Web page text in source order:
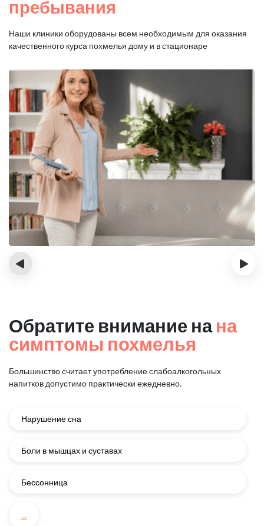
пребывания
Наши клиники оборудованы всем необходимым для оказания
качественного курса похмелья дому и в стационаре
‹ ›
Обратите внимание нана
симптомы похмелья
Большинство считает употребление слабоалкогольных
напитков допустимо практически ежедневно.
Нарушение сна
Боли в мышцах и суставах
Бессонница
...